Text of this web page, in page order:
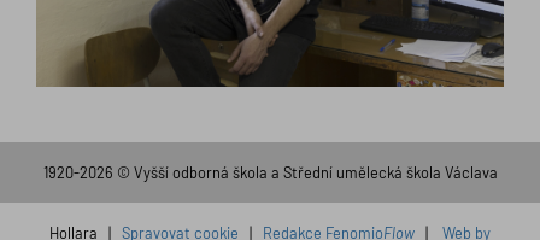
1920-2026 © Vyšší odborná škola a Střední umělecká škola Václava
Hollara | Spravovat cookie | Redakce FenomioFlow | Web by